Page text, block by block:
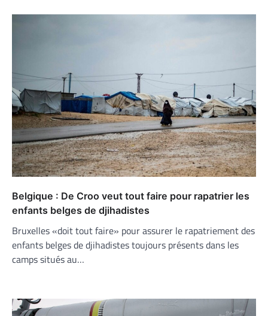
Belgique : De Croo veut tout faire pour rapatrier les
enfants belges de djihadistes
Bruxelles «doit tout faire» pour assurer le rapatriement des
enfants belges de djihadistes toujours présents dans les
camps situés au…